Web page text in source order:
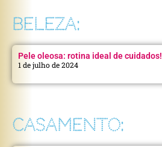
BELEZA:
Pele oleosa: rotina ideal de cuidados!
1 de julho de 2024
CASAMENTO: